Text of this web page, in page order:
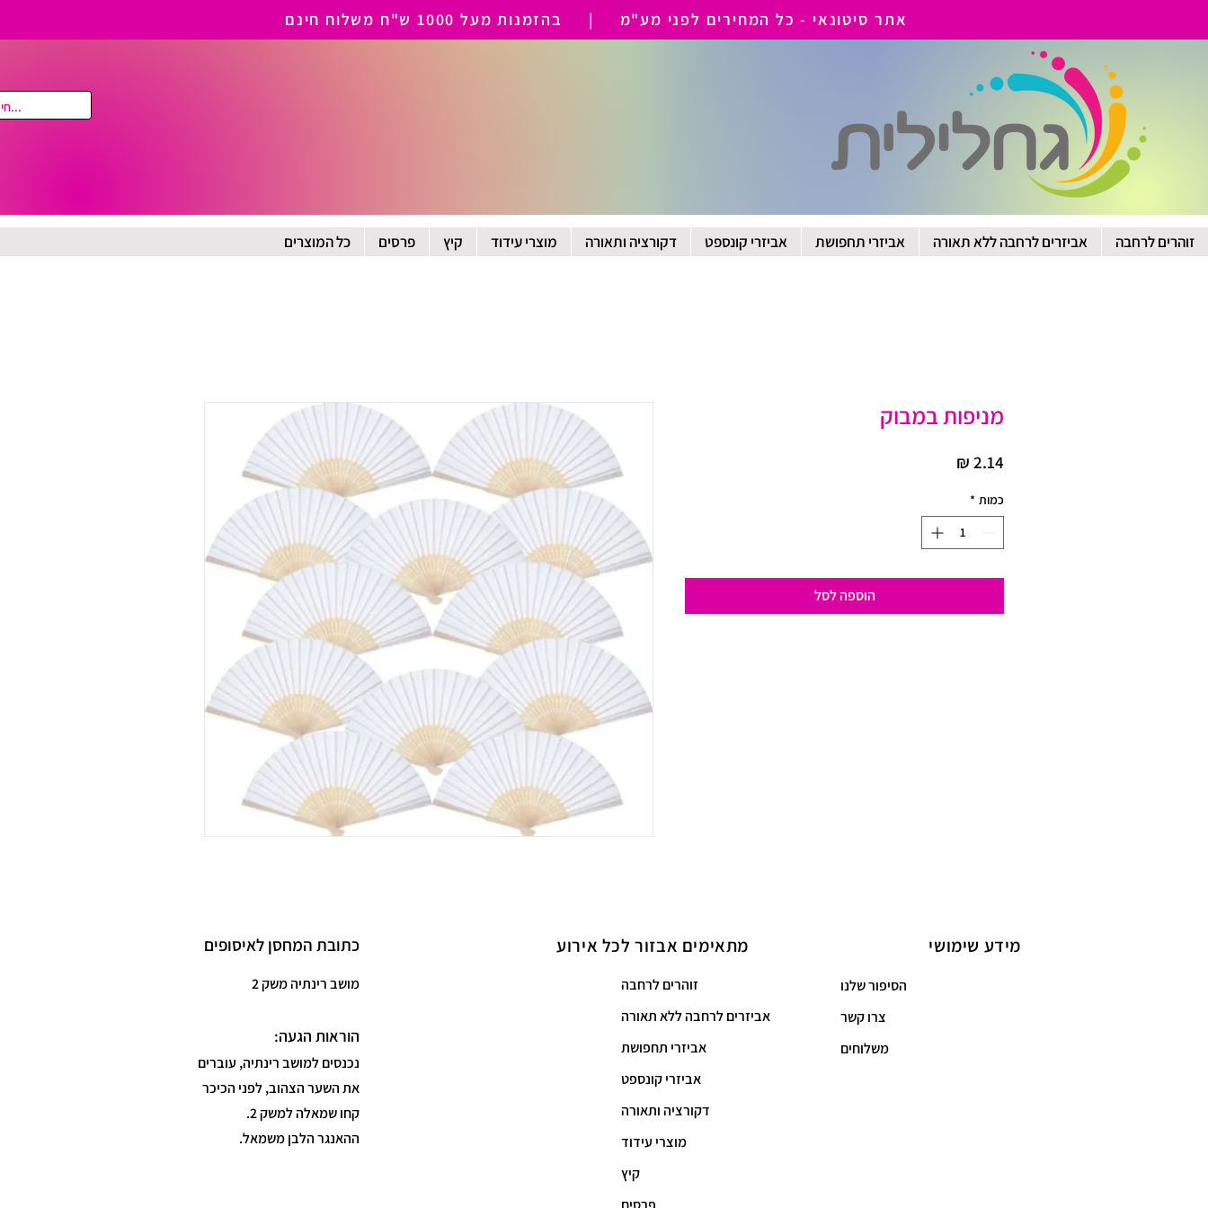
אתר סיטונאי - כל המחירים לפני מע"מ | בהזמנות מעל 1000 ש"ח משלוח חינם
זוהרים לרחבה אביזרים לרחבה ללא תאורה אביזרי תחפושת אביזרי קונספט דקורציה ותאורה מוצרי עידוד קיץ פרסים כל המוצרים
מניפות במבוק
כמות *
הוספה לסל
כתובת המחסן לאיסופים
מושב רינתיה משק 2
הוראות הגעה:
נכנסים למושב רינתיה, עוברים
את השער הצהוב, לפני הכיכר
קחו שמאלה למשק 2.
ההאנגר הלבן משמאל.
מידע שימושי
הסיפור שלנו
צרו קשר
משלוחים
מתאימים אבזור לכל אירוע
זוהרים לרחבה
אביזרים לרחבה ללא תאורה
אביזרי תחפושת
אביזרי קונספט
דקורציה ותאורה
מוצרי עידוד
קיץ